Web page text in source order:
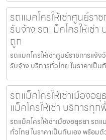
รถแมคโครให้เช่าศูนย์ร
รับจ้าง รถแม็คโครให้เช่
ถูก
รถแมคโครให้เช่าศูนย์ราชการแจ้
รับจ้าง บริการทั่วไทย ในราคาเ
รถแม็คโครให้เช่าเมืองอ
แม็คโครให้เช่า บริการทุ
รถแม็คโครให้เช่าเมืองอยุธยา รถ
ทั่วไทย ในราคาเป็นกันเอง พร้อม